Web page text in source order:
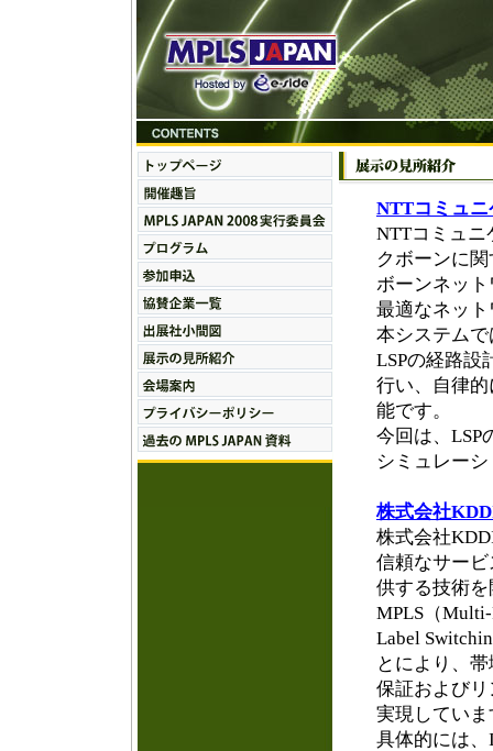
NTTコミュ
NTTコミュ
クボーンに
ボーンネッ
最適なネッ
本システム
LSPの経路設
行い、自律
能です。
今回は、LSP
シミュレー
株式会社
株式会社
信頼なサー
供する技術
MPLS（
Label
とにより、帯
保証および
実現していま
具体的には